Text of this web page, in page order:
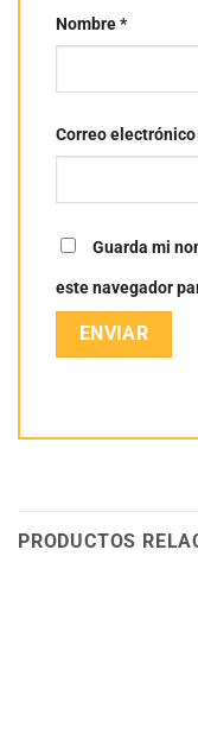
Nombre*
Correo electrónico
Guarda mi
este navegador
PRODUCTOS